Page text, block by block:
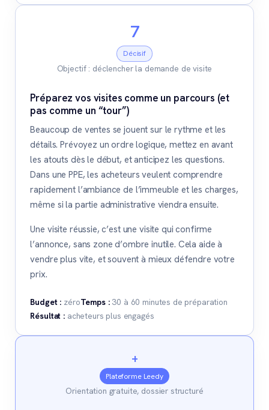
7
Décisif
Objectif : déclencher la demande de visite
Préparez vos visites comme un parcours (et
pas comme un “tour”)
Beaucoup de ventes se jouent sur le rythme et les
détails. Prévoyez un ordre logique, mettez en avant
les atouts dès le début, et anticipez les questions.
Dans une PPE, les acheteurs veulent comprendre
rapidement l’ambiance de l’immeuble et les charges,
même si la partie administrative viendra ensuite.
Une visite réussie, c’est une visite qui confirme
l’annonce, sans zone d’ombre inutile. Cela aide à
vendre plus vite, et souvent à mieux défendre votre
prix.
Budget : zéroTemps :30 à 60 minutes de préparation
Résultat :acheteurs plus engagés
+
Plateforme Leedy
Orientation gratuite, dossier structuré